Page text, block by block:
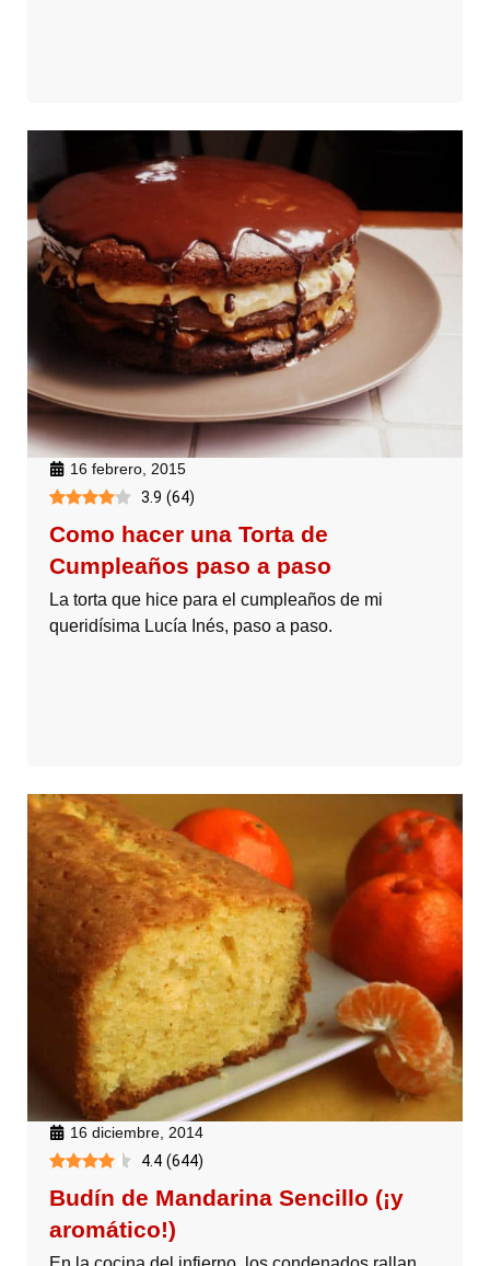
16 febrero, 2015
3.9 (64)
Como hacer una Torta de
Cumpleaños paso a paso
La torta que hice para el cumpleaños de mi
queridísima Lucía Inés, paso a paso.
16 diciembre, 2014
4.4 (644)
Budín de Mandarina Sencillo (¡y
aromático!)